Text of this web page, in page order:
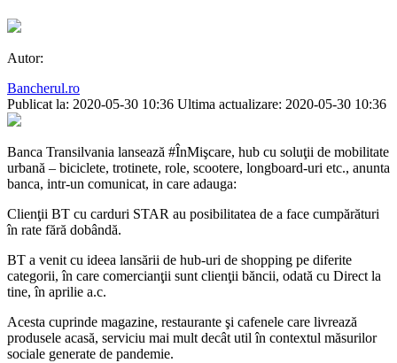
Autor:
Bancherul.ro
Publicat la: 2020-05-30 10:36 Ultima actualizare: 2020-05-30 10:36
Banca Transilvania lansează #ÎnMişcare, hub cu soluţii de mobilitate
urbană – biciclete, trotinete, role, scootere, longboard-uri etc., anunta
banca, intr-un comunicat, in care adauga:
Clienţii BT cu carduri STAR au posibilitatea de a face cumpărături
în rate fără dobândă.
BT a venit cu ideea lansării de hub-uri de shopping pe diferite
categorii, în care comercianţii sunt clienţii băncii, odată cu Direct la
tine, în aprilie a.c.
Acesta cuprinde magazine, restaurante şi cafenele care livrează
produsele acasă, serviciu mai mult decât util în contextul măsurilor
sociale generate de pandemie.